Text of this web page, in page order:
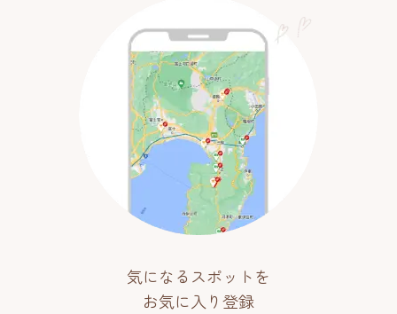
気になるスポットを
お気に入り登録